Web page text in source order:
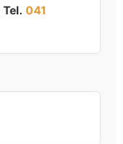
Tel. 041